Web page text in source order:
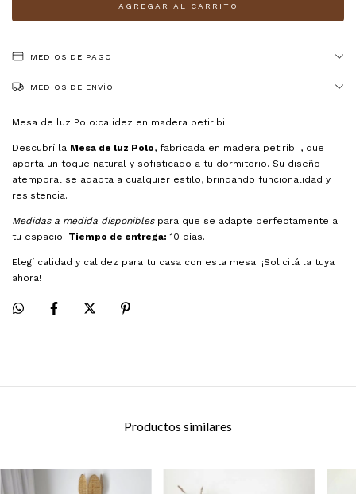
MEDIOS DE PAGO
MEDIOS DE ENVÍO
Mesa de luz Polo:calidez en madera petiribi
Descubrí la Mesa de luz Polo, fabricada en madera petiribi , que
aporta un toque natural y sofisticado a tu dormitorio. Su diseño
atemporal se adapta a cualquier estilo, brindando funcionalidad y
resistencia.
Medidas a medida disponiblespara que se adapte perfectamente a
tu espacio. Tiempo de entrega: 10 días.
Elegí calidad y calidez para tu casa con esta mesa. ¡Solicitá la tuya
ahora!
Productos similares